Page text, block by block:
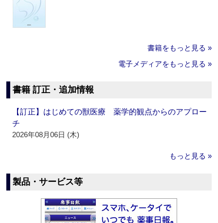
書籍をもっと見る »
電子メディアをもっと見る »
書籍 訂正・追加情報
【訂正】はじめての獣医療 薬学的観点からのアプロー
チ
2026年08月06日 (木)
もっと見る »
製品・サービス等